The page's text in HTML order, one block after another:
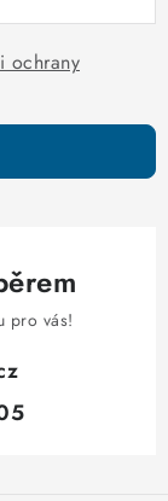
ochrany
pro vás!